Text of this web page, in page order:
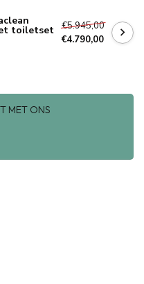
toiletset
€5.945,00
€4.790,00
MET ONS